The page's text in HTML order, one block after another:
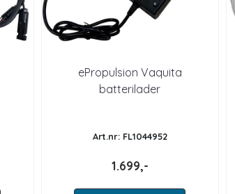
ePropulsion Vaquita
batterilader
Art.nr: FL1044952
1.699,-